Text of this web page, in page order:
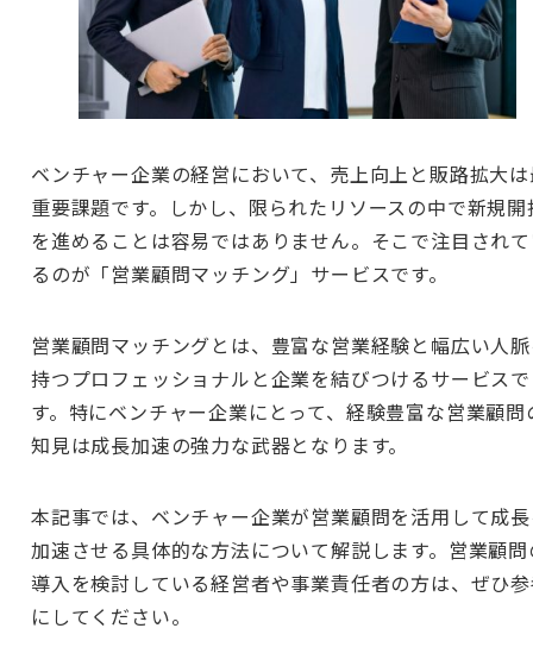
ベンチャー企業の経営において、売上向上と販路拡大
重要課題です。しかし、限られたリソースの中で新規開
を進めることは容易ではありません。そこで注目され
るのが「営業顧問マッチング」サービスです。
営業顧問マッチングとは、豊富な営業経験と幅広い人
持つプロフェッショナルと企業を結びつけるサービスで
す。特にベンチャー企業にとって、経験豊富な営業顧問
知見は成長加速の強力な武器となります。
本記事では、ベンチャー企業が営業顧問を活用して成
加速させる具体的な方法について解説します。営業顧
導入を検討している経営者や事業責任者の方は、ぜひ
にしてください。